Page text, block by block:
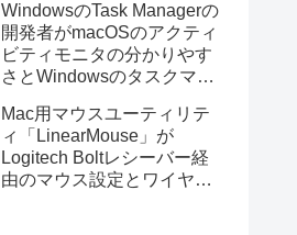
利用しMacBook Neoを復元
する際の安定性が向上。
WindowsのTask Managerの
開発者がmacOSのアクティ
ビティモニタの分かりやす
さとWindowsのタスクマネ
Mac用システムモニタアプ
リ「Task Manager TMOG」
のBeta版を公開。
Mac用マウスユーティリテ
ィ「LinearMouse」が
Logitech Boltレシーバー経
由のマウス設定とワイヤレ